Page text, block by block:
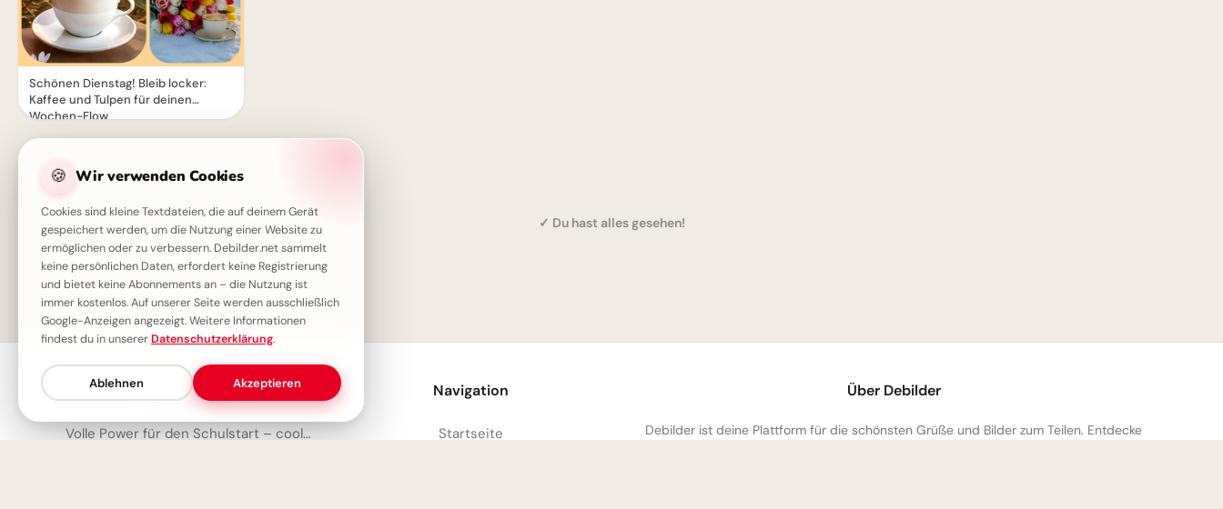
Schönen Dienstag! Bleib locker:
Kaffee und Tulpen für deinen
Wochen-Flow
✓ Du hast alles gesehen!
🍪 Wir verwenden Cookies
Cookies sind kleine Textdateien, die auf deinem Gerät
gespeichert werden, um die Nutzung einer Website zu
ermöglichen oder zu verbessern. Debilder.net sammelt
keine persönlichen Daten, erfordert keine Registrierung
und bietet keine Abonnements an – die Nutzung ist
immer kostenlos. Auf unserer Seite werden ausschließlich
Google-Anzeigen angezeigt. Weitere Informationen
findest du in unsererDatenschutzerklärung.
Ablehnen Akzeptieren
Neueste Bilder
Volle Power für den Schulstart – coole Sprüche für TikTok!
Navigation
Startseite
Über Debilder
Debilder ist deine Plattform für die schönsten Grüße und Bilder zum Teilen. Entdecke